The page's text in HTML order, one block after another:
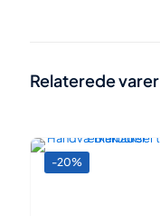
Relaterede varer
-20%